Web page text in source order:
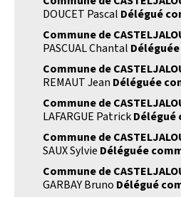
DOUCET Pascal Délégué
Commune de
PASCUAL Chantal
Commune de
REMAUT Jean Déléguée
Commune de
LAFARGUE Patrick
Commune de
SAUX Sylvie Déléguée
Commune de
GARBAY Bruno Délégué